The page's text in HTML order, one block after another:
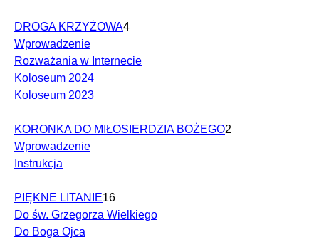
DROGA KRZYŻOWA4
Wprowadzenie
Rozważania w Internecie
Koloseum 2024
Koloseum 2023
KORONKA DO MIŁOSIERDZIA BOŻEGO2
Wprowadzenie
Instrukcja
PIĘKNE LITANIE16
Do św. Grzegorza Wielkiego
Do Boga Ojca